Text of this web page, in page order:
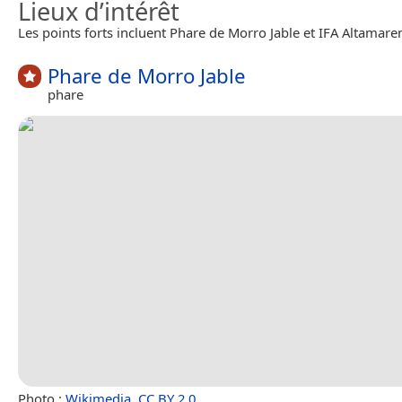
Lieux d’intérêt
Les points forts incluent Phare de Morro Jable et IFA
Phare de Morro Jable
phare
Photo : Wikimedia CC BY 2.0